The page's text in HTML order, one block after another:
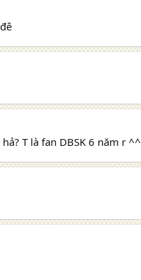
T là fan DBSK 6 năm r ^^